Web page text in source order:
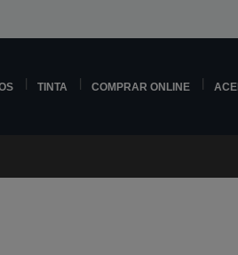
TINTA COMPRAR ONLINE